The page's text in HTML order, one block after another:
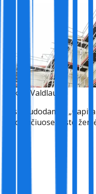
Bekas, Valdlauci
Pasinaudodamas
Valdlaučiuose vysto